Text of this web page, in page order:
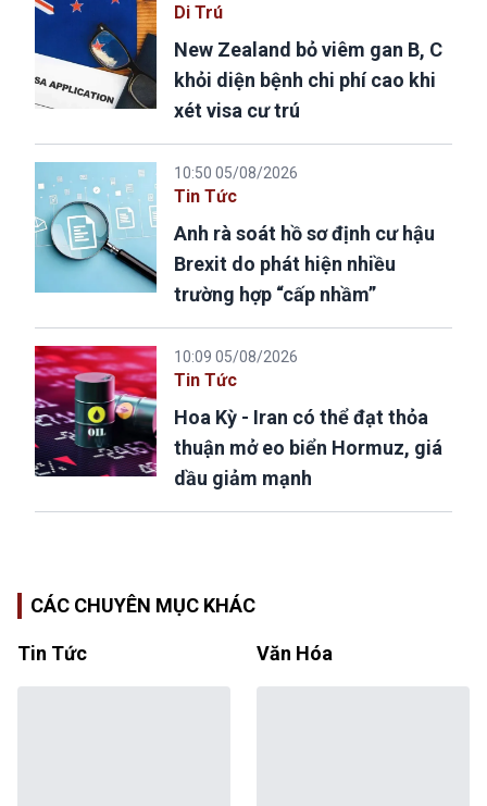
Di Trú
New Zealand bỏ viêm gan B, C
khỏi diện bệnh chi phí cao khi
xét visa cư trú
10:50 05/08/2026
Tin Tức
Anh rà soát hồ sơ định cư hậu
Brexit do phát hiện nhiều
trường hợp “cấp nhầm”
10:09 05/08/2026
Tin Tức
Hoa Kỳ - Iran có thể đạt thỏa
thuận mở eo biển Hormuz, giá
dầu giảm mạnh
CÁC CHUYÊN MỤC KHÁC
Tin Tức Văn Hóa